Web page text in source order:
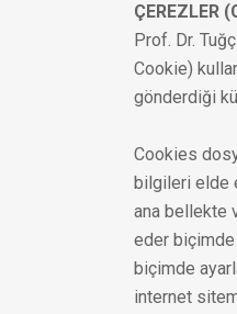
ÇEREZLER
Prof. Dr.
Cookie)
gönderdiği
Cookies
bilgileri elde
ana bellekte
eder biçimde
biçimde
internet